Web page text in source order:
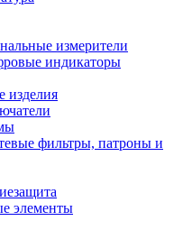
измерители
индикаторы
изделия
фильтры, патроны и
элементы